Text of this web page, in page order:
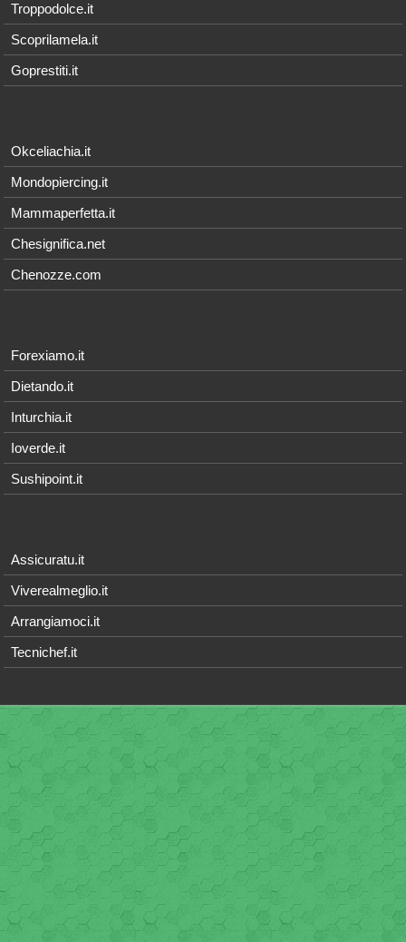
Troppodolce.it
Scoprilamela.it
Goprestiti.it
Okceliachia.it
Mondopiercing.it
Mammaperfetta.it
Chesignifica.net
Chenozze.com
Forexiamo.it
Dietando.it
Inturchia.it
Ioverde.it
Sushipoint.it
Assicuratu.it
Viverealmeglio.it
Arrangiamoci.it
Tecnichef.it